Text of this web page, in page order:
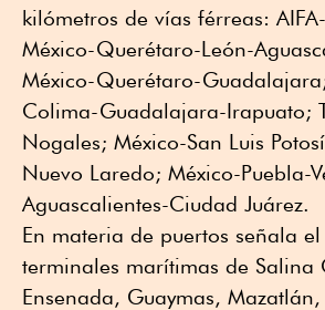
kilómetros de vías férreas:
México-Querétaro-León-
México-Querétaro-
Colima-Guadalajara-Irapuato;
Nogales; México-San Luis
Nuevo Laredo; México-Puebla-
Aguascalientes-Ciudad Juárez.
En materia de puertos señala
terminales marítimas de Salina
Ensenada, Guaymas,